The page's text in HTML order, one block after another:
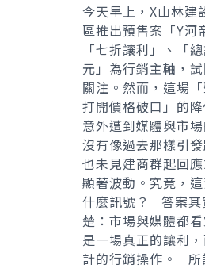
今天早上，X山林建
區推出預售案「Y河
「七折讓利」、「
元」為行銷主軸，
關注。然而，這場
打開價格破口」的
意外遭到媒體與市場
沒有像過去那樣引發
也未見建商群起回
顯著波動。究竟，
什麼訊號？ 答案其
楚：市場與媒體都
是一場真正的讓利
計的行銷操作。 所